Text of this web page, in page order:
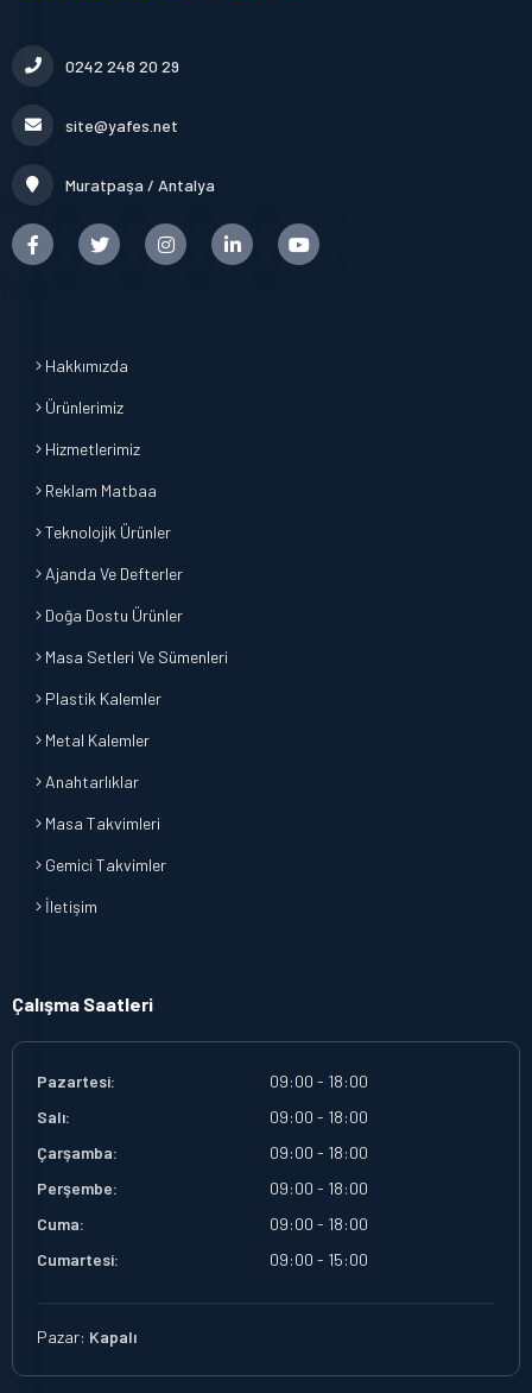
0242 248 20 29
site@yafes.net
Muratpaşa / Antalya
Hakkımızda
Ürünlerimiz
Hizmetlerimiz
Reklam Matbaa
Teknolojik Ürünler
Ajanda Ve Defterler
Doğa Dostu Ürünler
Masa Setleri Ve Sümenleri
Plastik Kalemler
Metal Kalemler
Anahtarlıklar
Masa Takvimleri
Gemici Takvimler
İletişim
Çalışma Saatleri
Pazartesi:
09:00 - 18:00
Salı:
09:00 - 18:00
Çarşamba:
09:00 - 18:00
Perşembe:
09:00 - 18:00
Cuma:
09:00 - 18:00
Cumartesi:
09:00 - 15:00
Pazar: Kapalı